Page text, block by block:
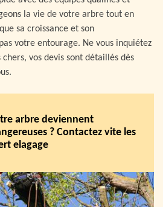
la vie de votre arbre tout en
sa croissance et son
votre entourage. Ne vous inquiétez
vos devis sont détaillés dès
arbre deviennent
? Contactez vite les
elagage